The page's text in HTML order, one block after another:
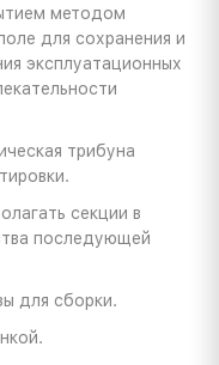
методом
для сохранения и
эксплуатационных
трибуна
секции в
последующей
для сборки.